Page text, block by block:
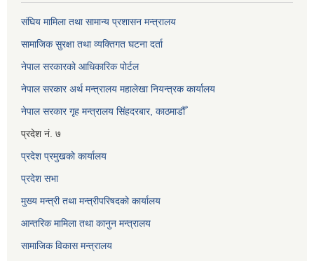
संघिय मामिला तथा सामान्य प्रशासन मन्त्रालय
सामाजिक सुरक्षा तथा व्यक्तिगत घटना दर्ता
नेपाल सरकारको आधिकारिक पोर्टल
नेपाल सरकार अर्थ मन्त्रालय महालेखा नियन्त्रक कार्यालय
नेपाल सरकार गृह मन्त्रालय सिंहदरबार, काठमाडौँ
प्रदेश नं. ७
प्रदेश प्रमुखको कार्यालय
प्रदेश सभा
मुख्य मन्त्री तथा मन्त्रीपरिषदको कार्यालय
आन्तरिक मामिला तथा कानुन मन्त्रालय
सामाजिक विकास मन्त्रालय